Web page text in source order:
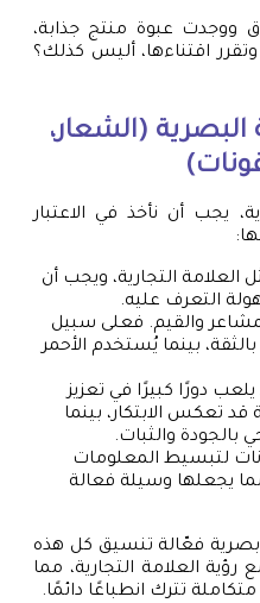
عبوة منتج جذابة،
اقتناءها، أليس كذلك؟
(الشعار،
يجب أن نأخذ في الاعتبار
العلامة التجارية، ويجب أن
التعرف عليه.
والقيم. فعلى سبيل
بالثقة، بينما يُستخدم الأحمر
دورًا كبيرًا في تعزيز
تعكس الابتكار، بينما
بالجودة والثبات.
لتبسيط المعلومات
يجعلها وسيلة فعالة
فعّالة تنسيق كل هذه
العلامة التجارية، مما
تترك انطباعًا دائمًا.